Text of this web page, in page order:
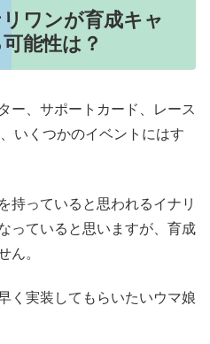
リワンが育成キャ
能性は？
ー、サポートカード、レース
いくつかのイベントにはす
持っていると思われるイナリ
っていると思いますが、育成
。
く実装してもらいたいウマ娘